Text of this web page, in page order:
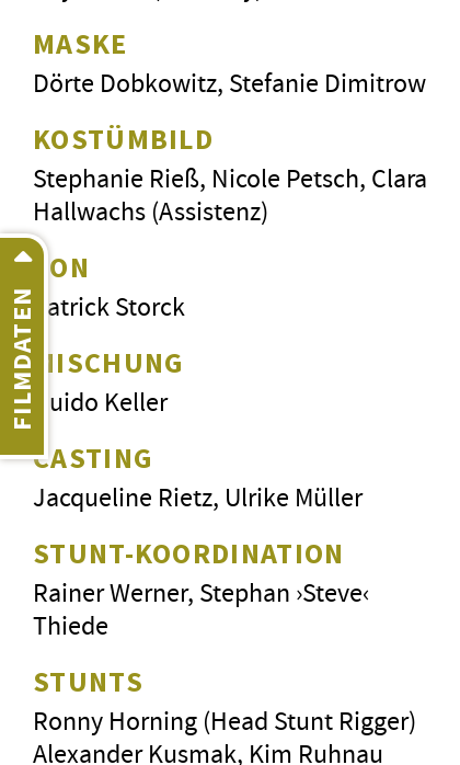
FILMDATEN
MASKE
Dörte Dobkowitz, Stefanie Dimitrow
KOSTÜMBILD
Stephanie Rieß, Nicole Petsch, Clara
Hallwachs (Assistenz)
TON
Patrick Storck
MISCHUNG
Guido Keller
CASTING
Jacqueline Rietz, Ulrike Müller
STUNT-KOORDINATION
Rainer Werner, Stephan ›Steve‹
Thiede
STUNTS
Ronny Horning (Head Stunt Rigger)
Alexander Kusmak, Kim Ruhnau